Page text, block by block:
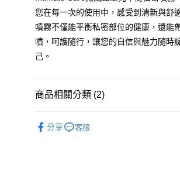
全盈+PAY
AFTEE先享後付
相關說明
便利好安心！
３．安心：先確認商品／服務後，再付款。
１．於結帳方式選擇「AFTEE先享後付」後
運送方式
您在每一次的使用中，感受到清新與舒
噴霧不僅能平衡私密部位的健康，還能
噴，呵護隨行，讓您的自信與魅力隨時
己。
商品相關分類 (2)
分享 客服